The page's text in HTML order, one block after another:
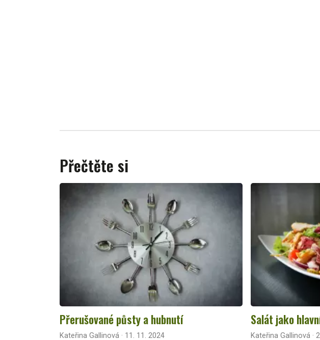
Přečtěte si
Přerušované půsty a hubnutí
Kateřina Gallinová · 11. 11. 2024
Salát jako
Kateřina Gallinová ·